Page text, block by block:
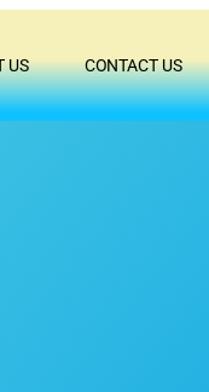
US CONTACT US